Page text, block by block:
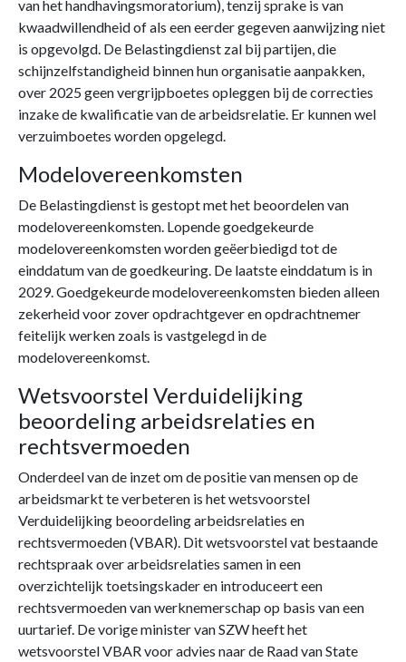
van het handhavingsmoratorium), tenzij sprake is van
kwaadwillendheid of als een eerder gegeven aanwijzing niet
is opgevolgd. De Belastingdienst zal bij partijen, die
schijnzelfstandigheid binnen hun organisatie aanpakken,
over 2025 geen vergrijpboetes opleggen bij de correcties
inzake de kwalificatie van de arbeidsrelatie. Er kunnen wel
verzuimboetes worden opgelegd.
Modelovereenkomsten
De Belastingdienst is gestopt met het beoordelen van
modelovereenkomsten. Lopende goedgekeurde
modelovereenkomsten worden geëerbiedigd tot de
einddatum van de goedkeuring. De laatste einddatum is in
2029. Goedgekeurde modelovereenkomsten bieden alleen
zekerheid voor zover opdrachtgever en opdrachtnemer
feitelijk werken zoals is vastgelegd in de
modelovereenkomst.
Wetsvoorstel Verduidelijking
beoordeling arbeidsrelaties en
rechtsvermoeden
Onderdeel van de inzet om de positie van mensen op de
arbeidsmarkt te verbeteren is het wetsvoorstel
Verduidelijking beoordeling arbeidsrelaties en
rechtsvermoeden (VBAR). Dit wetsvoorstel vat bestaande
rechtspraak over arbeidsrelaties samen in een
overzichtelijk toetsingskader en introduceert een
rechtsvermoeden van werknemerschap op basis van een
uurtarief. De vorige minister van SZW heeft het
wetsvoorstel VBAR voor advies naar de Raad van State